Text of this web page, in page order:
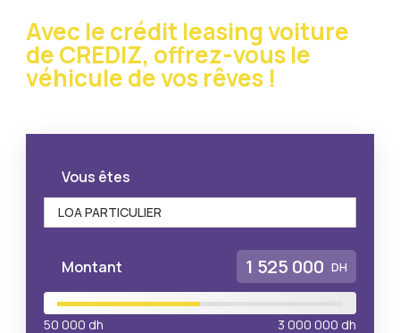
Avec le crédit leasing voiture
de CREDIZ, offrez-vous le
véhicule de vos rêves !
Vous êtes
Montant DH
50 000 dh 3 000 000 dh